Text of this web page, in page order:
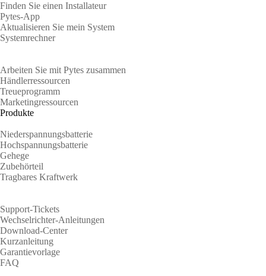
Finden Sie einen Installateur
Pytes-App
Aktualisieren Sie mein System
Systemrechner
Arbeiten Sie mit Pytes zusammen
Händlerressourcen
Treueprogramm
Marketingressourcen
Produkte
Niederspannungsbatterie
Hochspannungsbatterie
Gehege
Zubehörteil
Tragbares Kraftwerk
Support-Tickets
Wechselrichter-Anleitungen
Download-Center
Kurzanleitung
Garantievorlage
FAQ